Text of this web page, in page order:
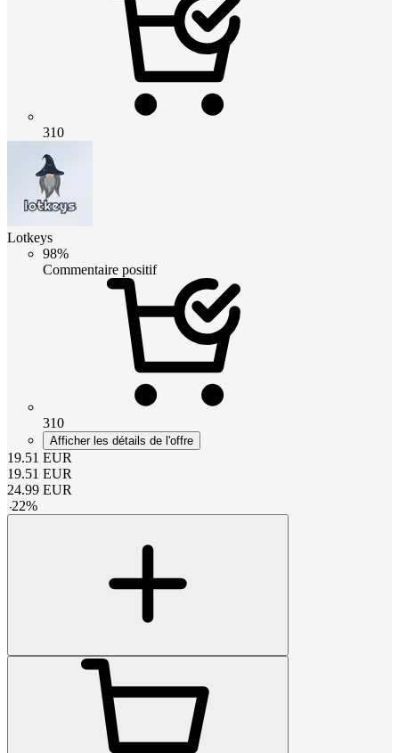
310
Lotkeys
98%
Commentaire positif
310
Afficher les détails de l'offre
19.51 EUR
19.51 EUR
24.99 EUR
-22%